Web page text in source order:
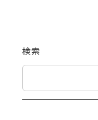
検索